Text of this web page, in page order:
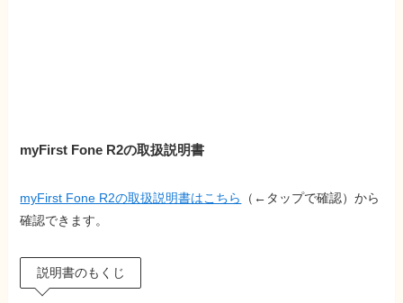
myFirst Fone R2の取扱説明書
myFirst Fone R2の取扱説明書はこちら
（←タップで確認）から
確認できます。
説明書のもくじ